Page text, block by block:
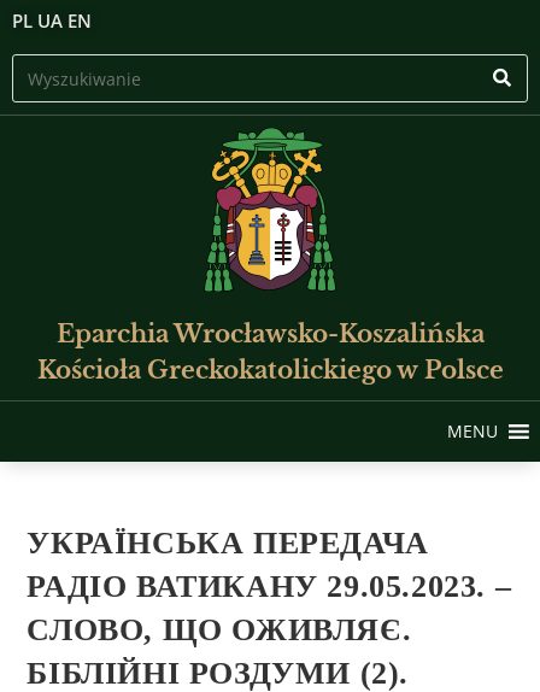
PL UA EN
Eparchia Wrocławsko-Koszalińska
Kościoła Greckokatolickiego w Polsce
MENU
УКРАЇНСЬКА ПЕРЕДАЧА
РАДІО ВАТИКАНУ 29.05.2023. –
СЛОВО, ЩО ОЖИВЛЯЄ.
БІБЛІЙНІ РОЗДУМИ (2).